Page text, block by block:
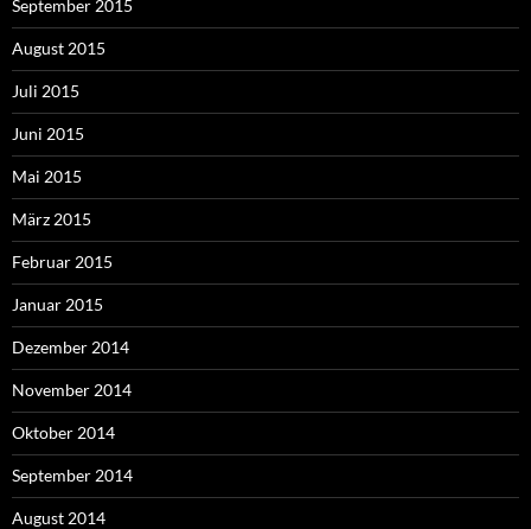
September 2015
August 2015
Juli 2015
Juni 2015
Mai 2015
März 2015
Februar 2015
Januar 2015
Dezember 2014
November 2014
Oktober 2014
September 2014
August 2014